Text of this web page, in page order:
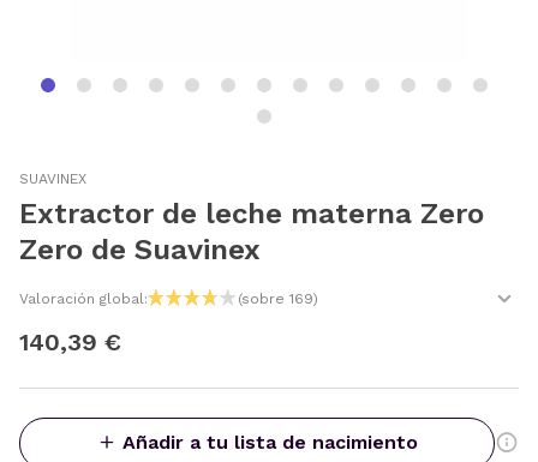
SUAVINEX
Extractor de leche materna Zero
Zero de Suavinex
Valoración global: (sobre 169)
140,39 €
Añadir a tu lista de nacimiento